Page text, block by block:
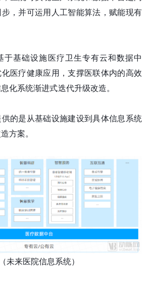
，并可运用人工智能算法，赋能现有
于基础设施医疗卫生专有云和数据中
医疗健康应用，支撑医联体内的高效
化系统渐进式迭代升级改造。
的是从基础设施建设到具体信息系统
方案。
（未来医院信息系统）